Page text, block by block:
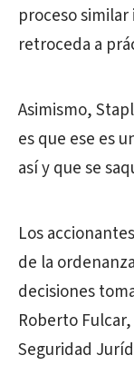
proceso
retroceda a
Asimismo,
es que ese es
así y que se
Los
de la
decisiones
Roberto
Seguridad